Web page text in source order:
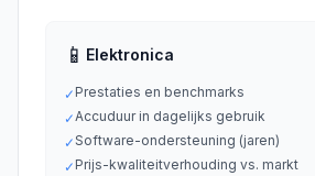
📱 Elektronica
✓ Prestaties en benchmarks
✓Accuduur in dagelijks gebruik
✓Software-ondersteuning (jaren)
✓ Prijs-kwaliteitverhouding vs. markt